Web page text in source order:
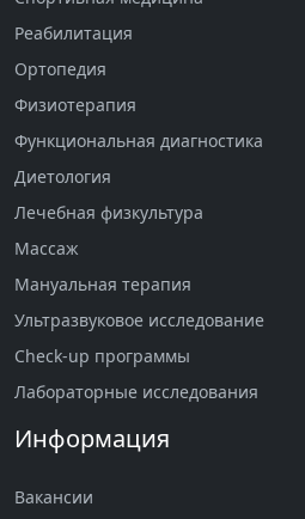
Реабилитация
Ортопедия
Физиотерапия
Функциональная диагностика
Диетология
Лечебная физкультура
Массаж
Мануальная терапия
Ультразвуковое исследование
Check-up программы
Лабораторные исследования
Информация
Вакансии